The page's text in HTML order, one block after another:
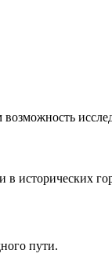
исторических
пути.